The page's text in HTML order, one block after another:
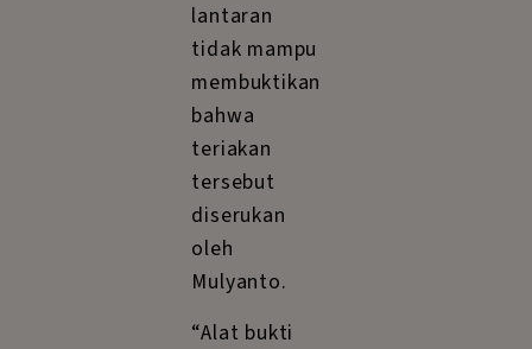
lantaran
tidak mampu
membuktikan
bahwa
teriakan
tersebut
diserukan
oleh
Mulyanto.
“Alat bukti